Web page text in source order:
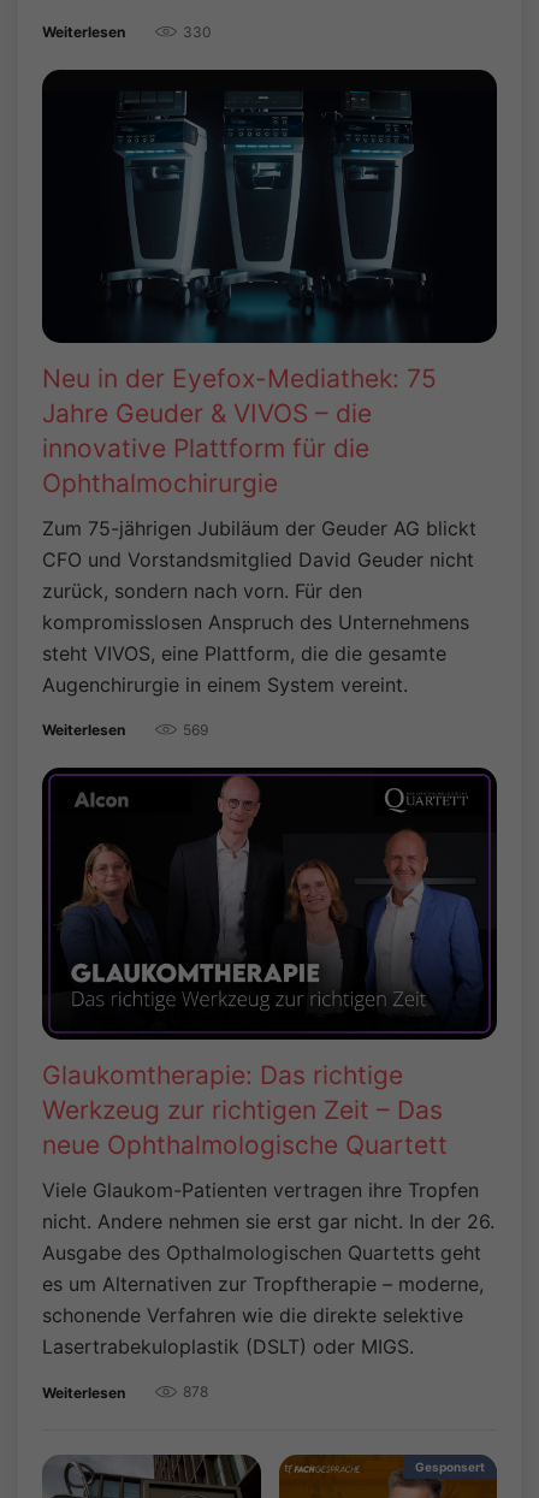
Weiterlesen 330
Neu in der Eyefox-Mediathek: 75
Jahre Geuder & VIVOS – die
innovative Plattform für die
Ophthalmochirurgie
Zum 75-jährigen Jubiläum der Geuder AG blickt
CFO und Vorstandsmitglied David Geuder nicht
zurück, sondern nach vorn. Für den
kompromisslosen Anspruch des Unternehmens
steht VIVOS, eine Plattform, die die gesamte
Augenchirurgie in einem System vereint.
Weiterlesen 569
Glaukomtherapie: Das richtige
Werkzeug zur richtigen Zeit – Das
neue Ophthalmologische Quartett
Viele Glaukom-Patienten vertragen ihre Tropfen
nicht. Andere nehmen sie erst gar nicht. In der 26.
Ausgabe des Opthalmologischen Quartetts geht
es um Alternativen zur Tropftherapie – moderne,
schonende Verfahren wie die direkte selektive
Lasertrabekuloplastik (DSLT) oder MIGS.
Weiterlesen 878
Gesponsert